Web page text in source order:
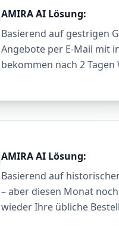
AMIRA AI Lösung:
Basierend auf gestrigen
Angebote per E-Mail mit
bekommen nach 2
AMIRA AI Lösung:
Basierend auf
– aber diesen Monat
wieder Ihre übliche